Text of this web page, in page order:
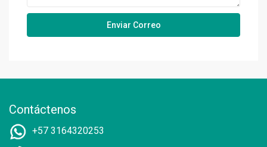
Contáctenos
+57 3164320253